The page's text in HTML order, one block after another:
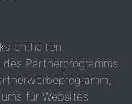
enthalten.
Partnerprogramms
für Websites